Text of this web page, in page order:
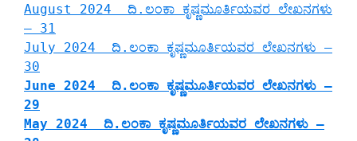
August 2024 ದಿ.ಲಂಕಾ ಕೃಷ್ಣಮೂರ್ತಿಯವರ ಲೇಖನಗಳು
– 31
July 2024 ದಿ.ಲಂಕಾ ಕೃಷ್ಣಮೂರ್ತಿಯವರ ಲೇಖನಗಳು –
30
June 2024 ದಿ.ಲಂಕಾ ಕೃಷ್ಣಮೂರ್ತಿಯವರ ಲೇಖನಗಳು –
29
May 2024 ದಿ.ಲಂಕಾ ಕೃಷ್ಣಮೂರ್ತಿಯವರ ಲೇಖನಗಳು –